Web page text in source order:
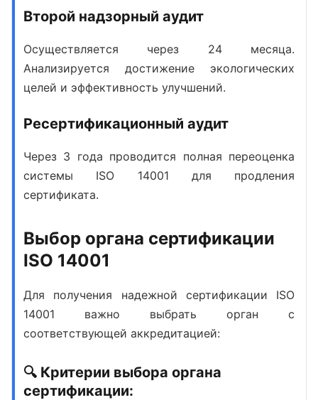
Второй надзорный аудит
Осуществляется через 24 месяца.
Анализируется достижение экологических
целей и эффективность улучшений.
Ресертификационный аудит
Через 3 года проводится полная переоценка
системы ISO 14001 для продления
сертификата.
Выбор органа сертификации
ISO 14001
Для получения надежной сертификации ISO
14001 важно выбрать орган с
соответствующей аккредитацией:
🔍 Критерии выбора органа
сертификации: